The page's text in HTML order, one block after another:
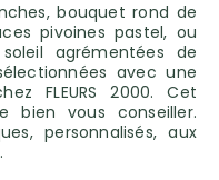
bouquet rond de
pivoines pastel, ou
agrémentées de
avec une
FLEURS 2000. Cet
vous conseiller.
personnalisés, aux